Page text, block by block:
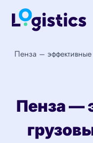
Перейти
Пенза –
Пенза —